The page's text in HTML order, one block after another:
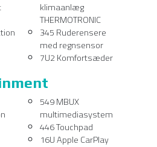
klimaanlæg
THERMOTRONIC
345 Ruderensere
med regnsensor
7U2 Komfortsæder
549 MBUX
multimediasystem
446 Touchpad
16U Apple CarPlay